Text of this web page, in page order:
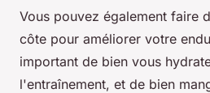
Vous pouvez également faire
côte pour améliorer votre
important de bien vous
l'entraînement, et de bien